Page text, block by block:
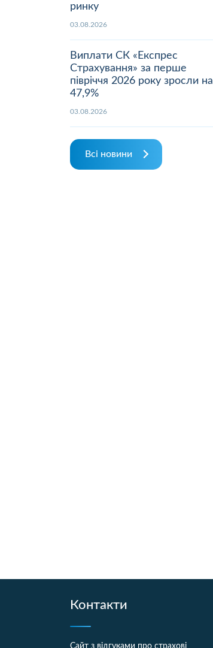
ринку
03.08.2026
Виплати СК «Експрес
Страхування» за перше
півріччя 2026 року зросли на
47,9%
03.08.2026
Всі новини
Контакти
Сайт з відгуками про страхові